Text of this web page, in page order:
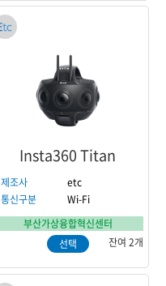
Insta360 Titan
제조사
etc
통신구분
Wi-Fi
부산가상융합혁신센터
선택
잔여 2개